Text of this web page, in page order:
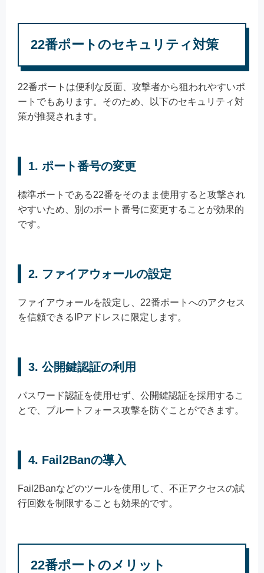
22番ポートのセキュリティ対策
22番ポートは便利な反面、攻撃者から狙われやすいポ
ートでもあります。そのため、以下のセキュリティ対
策が推奨されます。
1. ポート番号の変更
標準ポートである22番をそのまま使用すると攻撃され
やすいため、別のポート番号に変更することが効果的
です。
2. ファイアウォールの設定
ファイアウォールを設定し、22番ポートへのアクセス
を信頼できるIPアドレスに限定します。
3. 公開鍵認証の利用
パスワード認証を使用せず、公開鍵認証を採用するこ
とで、ブルートフォース攻撃を防ぐことができます。
4. Fail2Banの導入
Fail2Banなどのツールを使用して、不正アクセスの試
行回数を制限することも効果的です。
22番ポートのメリット